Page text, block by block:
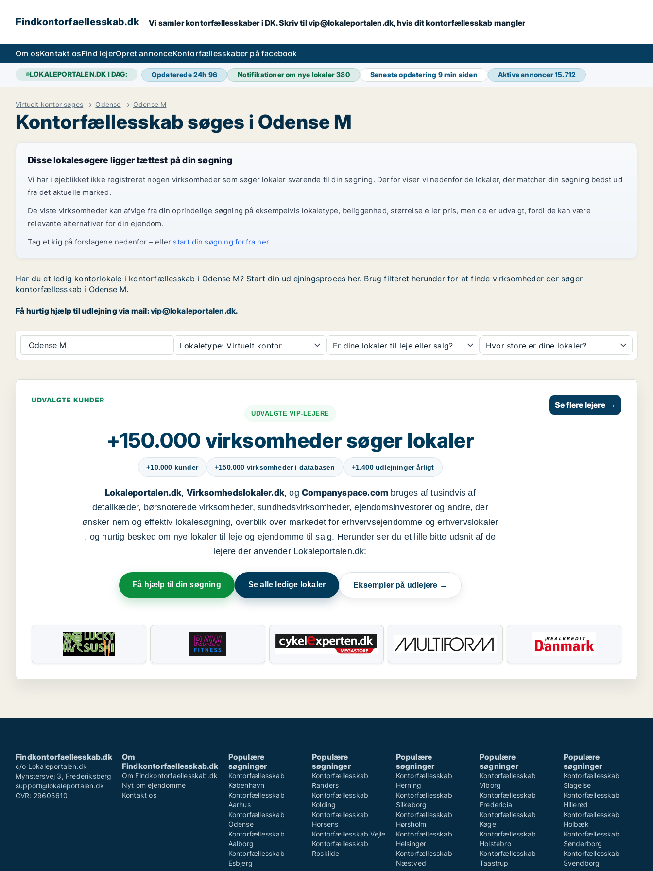
Findkontorfaellesskab.dk Vi samler kontorfællesskaber i DK. Skriv til vip@lokaleportalen.dk, hvis dit kontorfællesskab mangler
Om osKontakt osFind lejerOpret annonceKontorfællesskaber på facebook
LOKALEPORTALEN.DK I DAG: Opdaterede 24h 96 Notifikationer om nye lokaler380 Seneste opdatering 9 min siden Aktive annoncer15.712
Virtuelt kontor søges Odense Odense M
Kontorfællesskab søges i Odense M
Disse lokalesøgere ligger tættest på din søgning
Vi har i øjeblikket ikke registreret nogen virksomheder som søger lokaler svarende til din søgning. Derfor viser vi nedenfor de lokaler, der matcher din søgning bedst ud
fra det aktuelle marked.
De viste virksomheder kan afvige fra din oprindelige søgning på eksempelvis lokaletype, beliggenhed, størrelse eller pris, men de er udvalgt, fordi de kan være
relevante alternativer for din ejendom.
Tag et kig på forslagene nedenfor – eller start din søgning forfra her.
Har du et ledig kontorlokale i kontorfællesskab i Odense M? Start din udlejningsproces her. Brug filteret herunder for at finde virksomheder der søger
kontorfællesskab i Odense M.
Få hurtig hjælp til udlejning via mail:vip@lokaleportalen.dk.
Odense M Lokaletype: Virtuelt kontor Er dine lokaler til leje eller salg? Hvor store er dine lokaler?
UDVALGTE KUNDER
UDVALGTE VIP-LEJERE
+150.000 virksomheder søger lokaler
+10.000 kunder +150.000 virksomheder i databasen +1.400 udlejninger årligt
Lokaleportalen.dk, Virksomhedslokaler.dk, og Companyspace.com bruges af tusindvis af
detailkæder, børsnoterede virksomheder, sundhedsvirksomheder, ejendomsinvestorer og andre, der
ønsker nem og effektiv lokalesøgning, overblik over markedet for erhvervsejendomme og erhvervslokaler
, og hurtig besked om nye lokaler til leje og ejendomme til salg. Herunder ser du et lille bitte udsnit af de
lejere der anvender Lokaleportalen.dk:
Få hjælp til din søgning Se alle ledige lokaler Eksempler på udlejere →
Se flere lejere →
Findkontorfaellesskab.dk
c/o Lokaleportalen.dk
Mynstersvej 3, Frederiksberg
support@lokaleportalen.dk
CVR: 29605610
Om
Findkontorfaellesskab.dk
Om Findkontorfaellesskab.dk
Nyt om ejendomme
Kontakt os
Populære
søgninger
Kontorfællesskab
København
Kontorfællesskab
Aarhus
Kontorfællesskab
Odense
Kontorfællesskab
Aalborg
Kontorfællesskab
Esbjerg
Populære
søgninger
Kontorfællesskab
Randers
Kontorfællesskab
Kolding
Kontorfællesskab
Horsens
Kontorfællesskab Vejle
Kontorfællesskab
Roskilde
Populære
søgninger
Kontorfællesskab
Herning
Kontorfællesskab
Silkeborg
Kontorfællesskab
Hørsholm
Kontorfællesskab
Helsingør
Kontorfællesskab
Næstved
Populære
søgninger
Kontorfællesskab
Viborg
Kontorfællesskab
Fredericia
Kontorfællesskab
Køge
Kontorfællesskab
Holstebro
Kontorfællesskab
Taastrup
Populære
søgninger
Kontorfællesskab
Slagelse
Kontorfællesskab
Hillerød
Kontorfællesskab
Holbæk
Kontorfællesskab
Sønderborg
Kontorfællesskab
Svendborg